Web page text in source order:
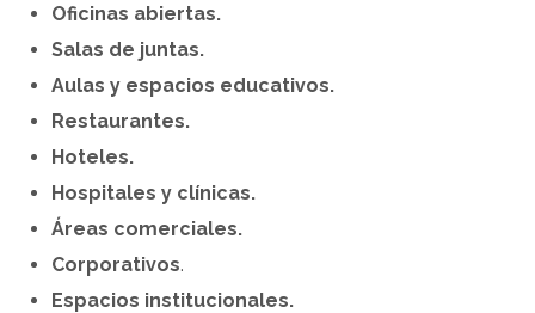
Oficinas abiertas.
Salas de juntas.
Aulas y espacios educativos.
Restaurantes.
Hoteles.
Hospitales y clínicas.
Áreas comerciales.
Corporativos.
Espacios institucionales.